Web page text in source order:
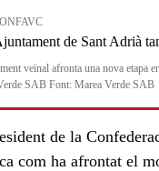
veïnal afronta una nova etapa
SAB Font: Marea Verde SAB
de la
com ha afrontat el